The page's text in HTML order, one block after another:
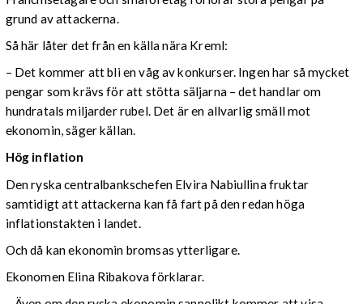
grund av attackerna.
Så här låter det från en källa nära Kreml:
– Det kommer att bli en våg av konkurser. Ingen har så mycket
pengar som krävs för att stötta säljarna – det handlar om
hundratals miljarder rubel. Det är en allvarlig smäll mot
ekonomin, säger källan.
Hög inflation
Den ryska centralbankschefen Elvira Nabiullina fruktar
samtidigt att attackerna kan få fart på den redan höga
inflationstakten i landet.
Och då kan ekonomin bromsas ytterligare.
Ekonomen Elina Ribakova förklarar.